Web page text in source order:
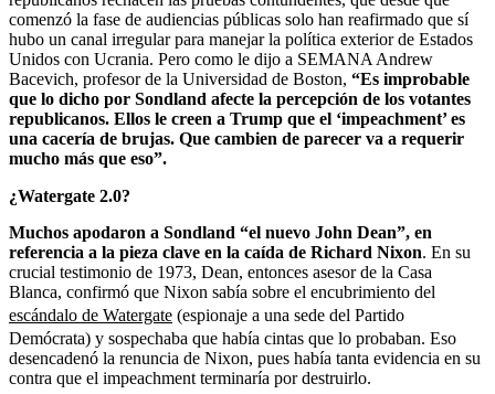
comenzó la fase de audiencias públicas solo han reafirmado que sí
hubo un canal irregular para manejar la política exterior de Estados
Unidos con Ucrania. Pero como le dijo a SEMANA Andrew
Bacevich, profesor de la Universidad de Boston, “Es improbable
que lo dicho por Sondland afecte la percepción de los votantes
republicanos. Ellos le creen a Trump que el ‘impeachment’ es
una cacería de brujas. Que cambien de parecer va a requerir
mucho más que eso”.
¿Watergate 2.0?
Muchos apodaron a Sondland “el nuevo John Dean”, en
referencia a la pieza clave en la caída de Richard Nixon. En su
crucial testimonio de 1973, Dean, entonces asesor de la Casa
Blanca, confirmó que Nixon sabía sobre el encubrimiento del
escándalo de Watergate (espionaje a una sede del Partido
Demócrata) y sospechaba que había cintas que lo probaban. Eso
desencadenó la renuncia de Nixon, pues había tanta evidencia en su
contra que el impeachment terminaría por destruirlo.